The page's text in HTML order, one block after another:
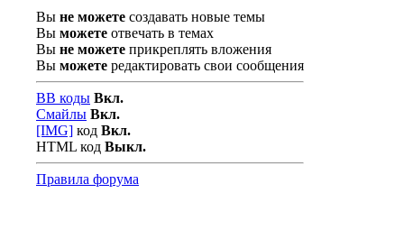
Вы не можете создавать новые темы
Вы можете отвечать в темах
Вы не можете прикреплять вложения
Вы можете редактировать свои сообщения
BB коды Вкл.
Смайлы Вкл.
[IMG] код Вкл.
HTML код Выкл.
Правила форума